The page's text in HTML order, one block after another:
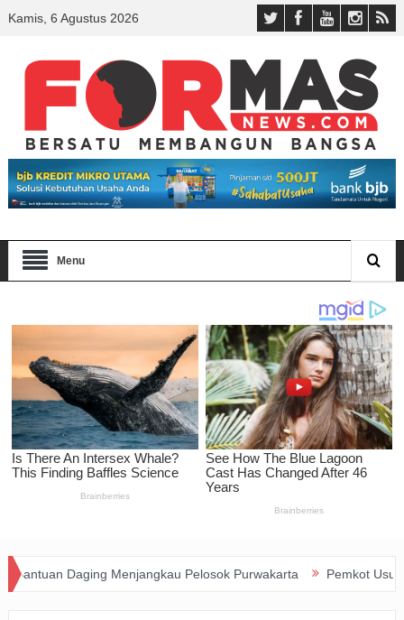
Kamis, 6 Agustus 2026
Menu
Menjangkau Pelosok Purwakarta Pemkot Usut Kasus